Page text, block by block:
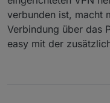
verbunden ist, macht
Verbindung über das
easy mit der